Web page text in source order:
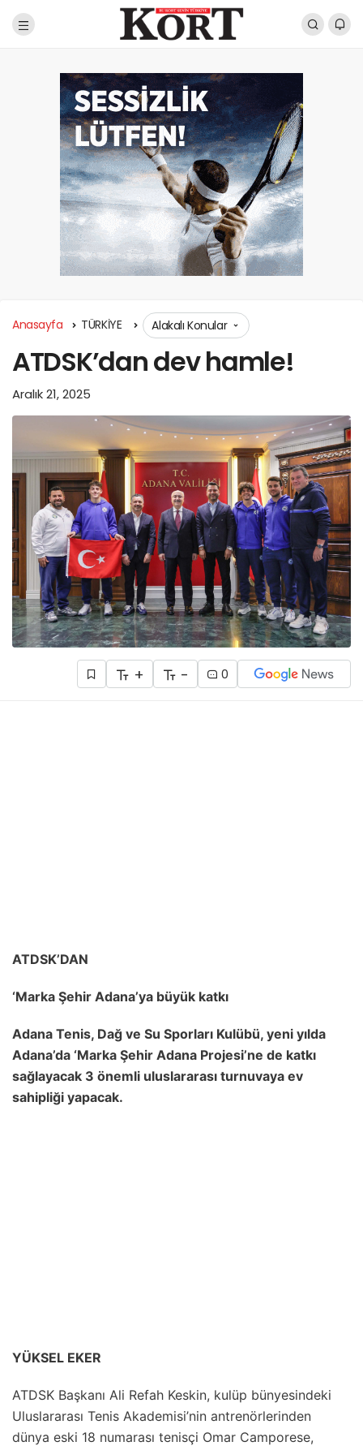
Anasayfa TÜRKİYE Alakalı Konular
ATDSK’dan dev hamle!
Aralık 21, 2025
+ - 0
ATDSK’DAN
‘Marka Şehir Adana’ya büyük katkı
Adana Tenis, Dağ ve Su Sporları Kulübü, yeni yılda
Adana’da ‘Marka Şehir Adana Projesi’ne de katkı
sağlayacak 3 önemli uluslararası turnuvaya ev
sahipliği yapacak.
YÜKSEL EKER
ATDSK Başkanı Ali Refah Keskin, kulüp bünyesindeki
Uluslararası Tenis Akademisi’nin antrenörlerinden
dünya eski 18 numarası tenisçi Omar Camporese,